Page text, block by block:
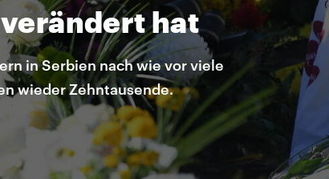
verändert hat
in Serbien nach wie vor viele
wieder Zehntausende.